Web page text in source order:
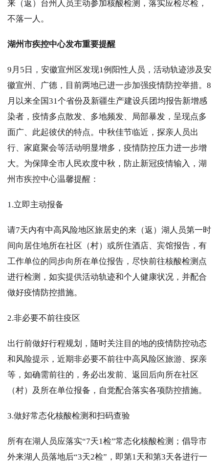
来（返）台州人员主动参加核酸检测，落实应检尽检，
不落一人。
湖州市疾控中心发布重要提醒
9月5日，安徽宣州区发现1例阳性人员，活动轨迹涉及安
徽宣州、广德，目前两地已进一步加强疫情防控举措。8
月以来全国31个省份及新疆生产建设兵团均报告新增感
染者，疫情多点散发、多地频发、局部暴发，呈现点多
面广、此起彼伏的特点。中秋佳节临近，探亲人员出
行、家庭聚会等活动明显增多，疫情防控压力进一步增
大。为保障全市人民欢度中秋，防止新冠疫情输入，湖
州市疾控中心温馨提醒：
1.立即主动报备
请7天内有中高风险地区旅居史的来（返）湖人员第一时
间向居住地所在社区（村）或所住酒店、宾馆报告，有
工作单位的同步向所在单位报告，尽快前往核酸检测点
进行检测，如实提供活动轨迹和个人健康状况，并配合
做好疫情防控措施。
2.非必要不前往疫区
出行前做好行程规划，随时关注目的地的疫情防控动态
和风险提示，近期非必要不前往中高风险区旅游、探亲
等，如确需前往的，务必出发前、返回后向所在社区
（村）及所在单位报备，自觉配合落实各项防控措施。
3.做好常态化核酸检测和扫码查验
所有在湖人员应落实“7天1检”常态化核酸检测；倡导市
外来湖人员落地后“3天2检”，即第1天和第3天各进行一